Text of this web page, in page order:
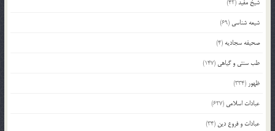
شیخ مفید(42)
شیعه شناسی (69)
صحیفه سجادیه (4)
طب سنتی و گیاهی (147)
ظهور (334)
عبادات اسلامی (627)
عبادات و فروع دین (34)